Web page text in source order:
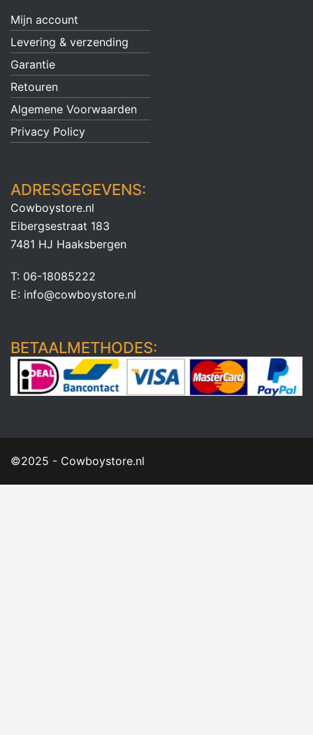
Mijn account
Levering & verzending
Garantie
Retouren
Algemene Voorwaarden
Privacy Policy
ADRESGEGEVENS:
Cowboystore.nl
Eibergsestraat 183
7481 HJ Haaksbergen
T: 06-18085222
E: info@cowboystore.nl
BETAALMETHODES:
©2025 - Cowboystore.nl